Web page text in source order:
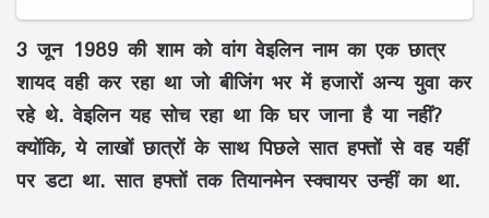
3 जून 1989 की शाम को वांग वेइलिन नाम का एक छात्र
शायद वही कर रहा था जो बीजिंग भर में हजारों अन्य युवा कर
रहे थे. वेइलिन यह सोच रहा था कि घर जाना है या नहीं?
क्योंकि, ये लाखों छात्रों के साथ पिछले सात हफ्तों से वह यहीं
पर डटा था. सात हफ्तों तक तियानमेन स्क्वायर उन्हीं का था.